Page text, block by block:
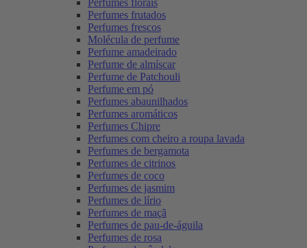
Perfumes florais
Perfumes frutados
Perfumes frescos
Molécula de perfume
Perfume amadeirado
Perfume de almíscar
Perfume de Patchouli
Perfume em pó
Perfumes abaunilhados
Perfumes aromáticos
Perfumes Chipre
Perfumes com cheiro a roupa lavada
Perfumes de bergamota
Perfumes de citrinos
Perfumes de coco
Perfumes de jasmim
Perfumes de lírio
Perfumes de maçã
Perfumes de pau-de-águila
Perfumes de rosa